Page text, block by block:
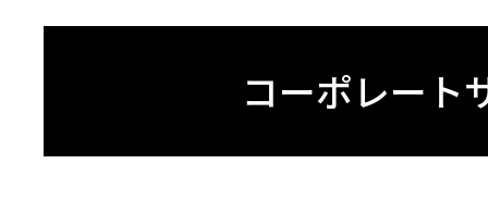
コーポレート